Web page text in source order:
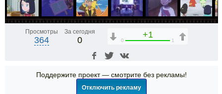
Просмотры
364
За сегодня
0
+1
0 1
Поддержите проект — смотрите без рекламы!
Отключить рекламу